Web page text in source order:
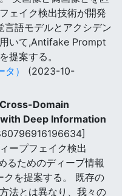
ェイク検出技術が開発
言語モデルとアクシデン
いて,Antifake Prompt
提案する。
）
(2023-10-
Domain
Deep Information
ープフェイク検出
るためのディープ情報
を提案する。 既存の
法とは異なり、我々の